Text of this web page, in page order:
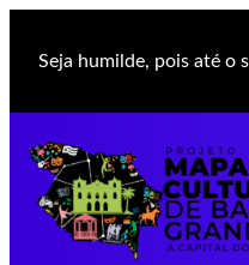
para
conteúdo
Seja humilde, pois até o